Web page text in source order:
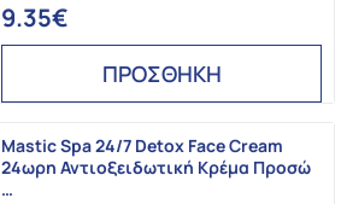
9.35€
ΠΡΟΣΘΗΚΗ
Mastic Spa 24/7 Detox Face Cream
24ωρη Αντιοξειδωτική Κρέμα Προσώ
…